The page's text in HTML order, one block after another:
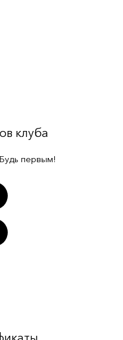
клуба
первым!